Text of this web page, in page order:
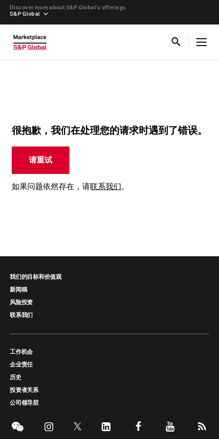
S&P Global
Discover more about S&P Global’s offerings
很抱歉，我们在处理您的请求时遇到了错误。
请重试
如果问题依然存在，请联系我们。
我们的目标和价值观
新闻稿
风险投资
联系我们
工作机会
企业责任
历史
投资者关系
公司领导层